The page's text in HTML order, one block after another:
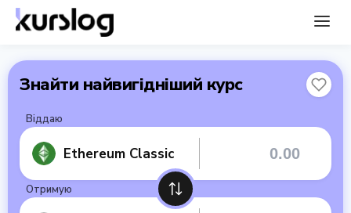
Знайти найвигідніший курс
Віддаю
Ethereum Classic
Отримую